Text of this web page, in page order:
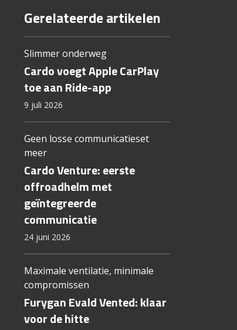
Gerelateerde artikelen
Slimmer onderweg
Cardo voegt Apple CarPlay
toe aan Ride-app
9 juli 2026
Geen losse communicatieset
meer
Cardo Venture: eerste
offroadhelm met
geïntegreerde
communicatie
24 juni 2026
Maximale ventilatie, minimale
compromissen
Furygan Evald Vented: klaar
voor de hitte